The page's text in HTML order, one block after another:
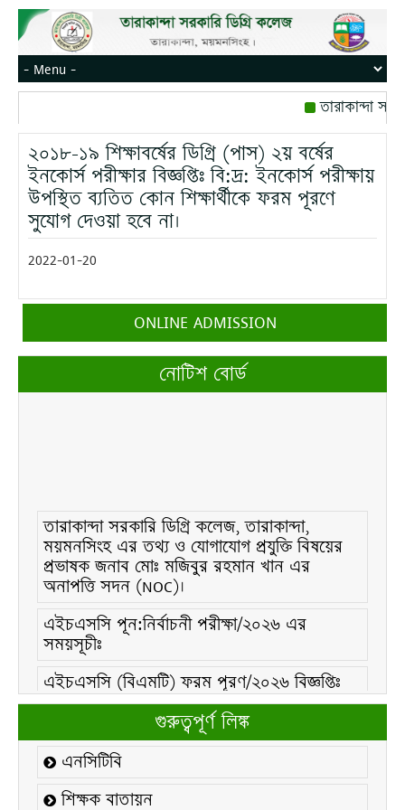
তারাকান্দা
রোজ বৃহস্পতিবার।
মোবাইল নম্বর:
২০১৮-১৯ শিক্ষাবর্ষের ডিগ্রি (পাস) ২য় বর্ষের
ইনকোর্স পরীক্ষার বিজ্ঞপ্তিঃ বি:দ্র: ইনকোর্স পরীক্ষায়
উপস্থিত ব্যতিত কোন শিক্ষার্থীকে ফরম পূরণে
সুযোগ দেওয়া হবে না।
2022-01-20
ONLINE ADMISSION
নোটিশ বোর্ড
তারাকান্দা সরকারি ডিগ্রি কলেজ, তারাকান্দা,
ময়মনসিংহ এর তথ্য ও যোগাযোগ প্রযুক্তি বিষয়ের
প্রভাষক জনাব মোঃ মজিবুর রহমান খান এর
অনাপত্তি সদন (NOC)।
এইচএসসি পূন:নির্বাচনী পরীক্ষা/২০২৬ এর
সময়সূচীঃ
এইচএসসি (বিএমটি) ফরম পূরণ/২০২৬ বিজ্ঞপ্তিঃ
এইচএসসি ফরম/২০২৬ পূরণ বিজ্ঞপ্তিঃ
২১ ফেব্রুয়ারি/২০২৬ ইং তারিখে “শহিদ দিবস ও
আন্তর্জাতিক মাতৃভাষা দিবস-২০২৬ উদযাপন
উপলক্ষ্যে নোটিশঃ
গুরুত্বপূর্ণ লিঙ্ক
এনসিটিবি
শিক্ষক বাতায়ন